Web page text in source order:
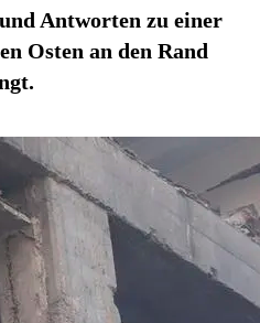
Antworten zu einer
Osten an den Rand